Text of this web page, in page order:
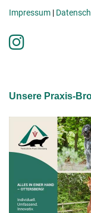
Impressum |
Unsere Praxis-